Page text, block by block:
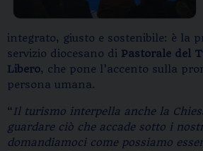
integrato, giusto e sostenibile: è la
servizio diocesano di Pastorale del
Libero, che pone l’accento sulla
persona umana.
“Il turismo interpella anche la
guardare ciò che accade sotto i
domandiamoci come possiamo